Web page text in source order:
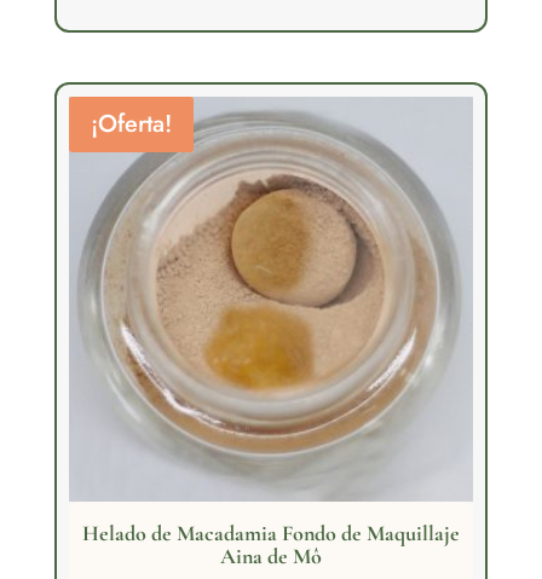
desde
hasta
45,00€
¡Oferta!
Helado de Macadamia Fondo de Maquillaje
Aina de Mô